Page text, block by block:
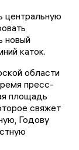
центральную
новый
каток.
области
пресс-
площадь
свяжет
Годову